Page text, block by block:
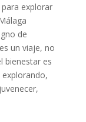
explorar
de
un viaje, no
bienestar es
explorando,